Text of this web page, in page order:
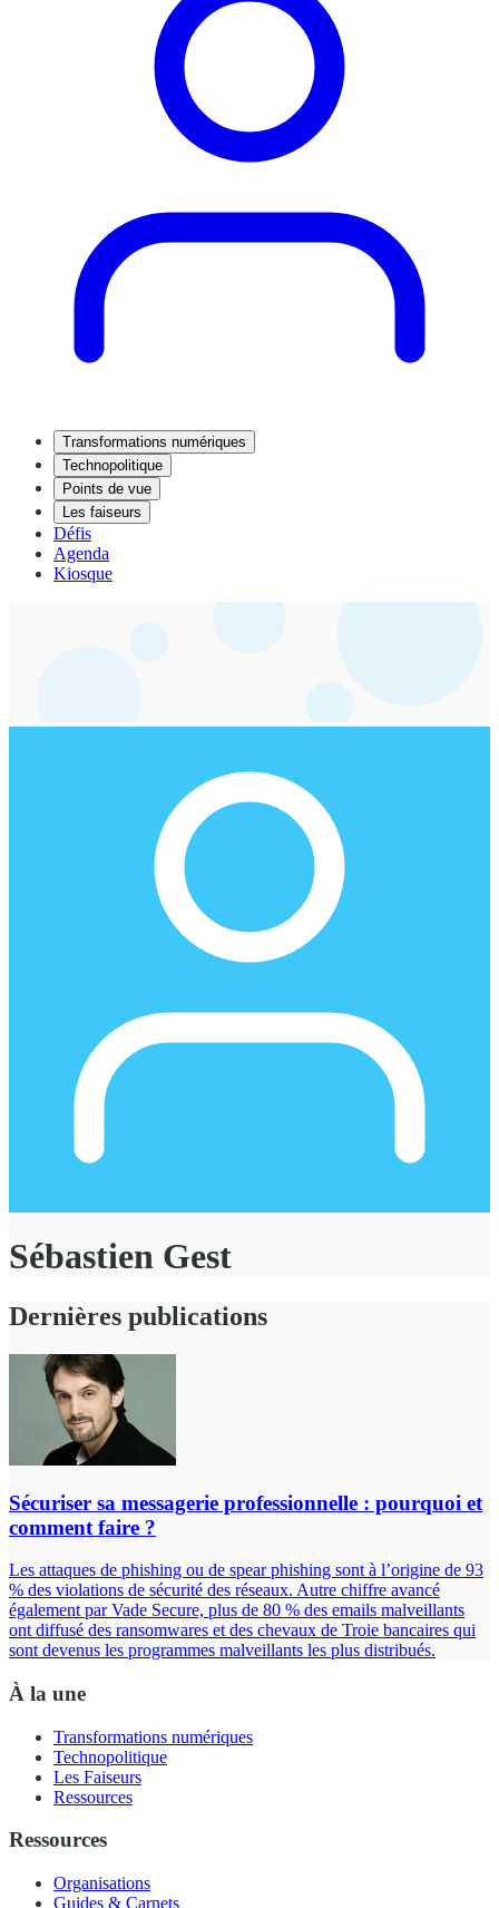
Transformations numériques
Technopolitique
Points de vue
Les faiseurs
Défis
Agenda
Kiosque
Sébastien Gest
Dernières publications
Sécuriser sa messagerie professionnelle : pourquoi et
comment faire ?
Les attaques de phishing ou de spear phishing sont à l’origine de 93
% des violations de sécurité des réseaux. Autre chiffre avancé
également par Vade Secure, plus de 80 % des emails malveillants
ont diffusé des ransomwares et des chevaux de Troie bancaires qui
sont devenus les programmes malveillants les plus distribués.
À la une
Transformations numériques
Technopolitique
Les Faiseurs
Ressources
Ressources
Organisations
Guides & Carnets